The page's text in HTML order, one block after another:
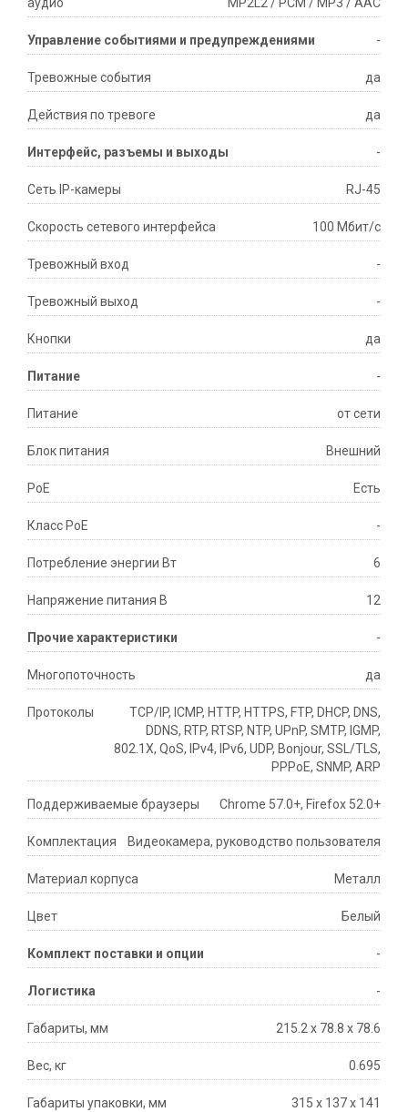
аудио MP2L2 / PCM / MP3 / AAC
Управление событиями и предупреждениями -
Тревожные события да
Действия по тревоге да
Интерфейс, разъемы и выходы -
Сеть IP-камеры RJ-45
Скорость сетевого интерфейса 100 Мбит/с
Тревожный вход -
Тревожный выход -
Кнопки да
Питание -
Питание от сети
Блок питания Внешний
PoE Есть
Класс PoE -
Потребление энергии Вт 6
Напряжение питания В 12
Прочие характеристики -
Многопоточность да
Протоколы
TCP/IP, ICMP, HTTP, HTTPS, FTP, DHCP, DNS,
DDNS, RTP, RTSP, NTP, UPnP, SMTP, IGMP,
802.1X, QoS, IPv4, IPv6, UDP, Bonjour, SSL/TLS,
PPPoE, SNMP, ARP
Поддерживаемые браузеры Chrome 57.0+, Firefox 52.0+
Комплектация Видеокамера, руководство пользователя
Материал корпуса Металл
Цвет Белый
Комплект поставки и опции -
Логистика -
Габариты, мм 215.2 x 78.8 x 78.6
Вес, кг 0.695
Габариты упаковки, мм 315 x 137 x 141